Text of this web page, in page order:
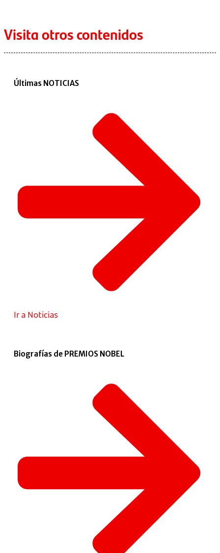
Visita otros contenidos
Últimas NOTICIAS
Ir a Noticias
Biografías de PREMIOS NOBEL